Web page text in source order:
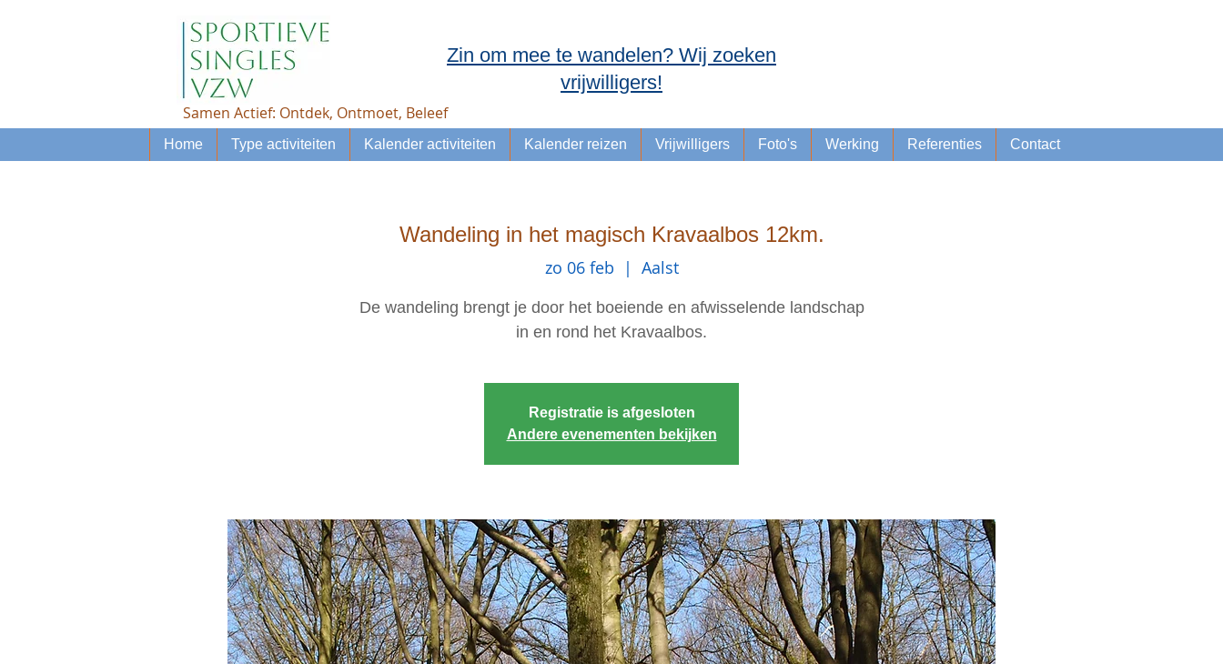
Samen Actief: Ontdek, Ontmoet, Beleef
Zin om mee te wandelen? Wij zoeken
vrijwilligers!
Home Type activiteiten Kalender activiteiten Kalender reizen Vrijwilligers Foto's Werking Referenties Contact
Wandeling in het magisch Kravaalbos 12km.
zo 06 feb
  |
Aalst
De wandeling brengt je door het boeiende en afwisselende landschap
in en rond het Kravaalbos.
Registratie is afgesloten
Andere evenementen bekijken